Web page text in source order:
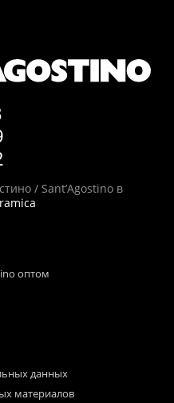
/ Sant’Agostino в
оптом
данных
материалов